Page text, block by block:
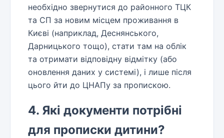
необхідно звернутися до районного ТЦК
та СП за новим місцем проживання в
Києві (наприклад, Деснянського,
Дарницького тощо), стати там на облік
та отримати відповідну відмітку (або
оновлення даних у системі), і лише після
цього йти до ЦНАПу за пропискою.
4. Які документи потрібні
для прописки дитини?